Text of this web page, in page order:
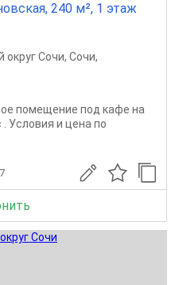
240 м², 1 этаж
округ Сочи, Сочи,
помещение под кафе на
Условия и цена по